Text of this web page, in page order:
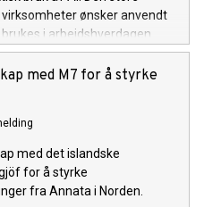
ønsker anvendt
i arbeidshverdagen.
med M7 for å styrke
med det islandske
for å styrke
fra Annata i Norden.